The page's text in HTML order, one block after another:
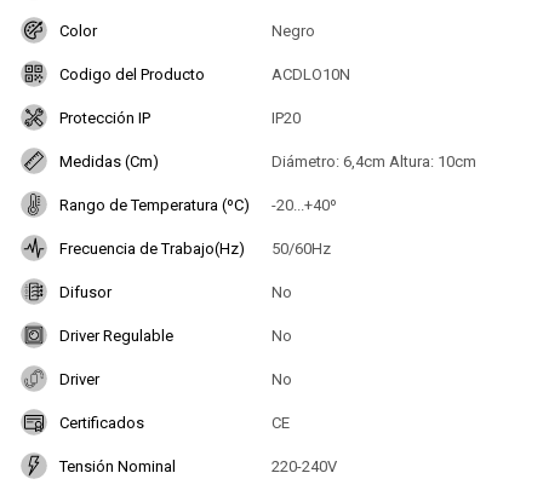
Color Negro
Codigo del Producto ACDLO10N
Protección IP IP20
Medidas (Cm) Diámetro: 6,4cm Altura: 10cm
Rango de Temperatura (ºC) -20...+40º
Frecuencia de Trabajo(Hz) 50/60Hz
Difusor No
Driver Regulable No
Driver No
Certificados CE
Tensión Nominal 220-240V